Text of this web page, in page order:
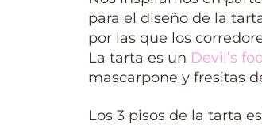
para el diseño de la
por las que los
La tarta es un Devil’s
mascarpone y fresitas
Los 3 pisos de la tarta